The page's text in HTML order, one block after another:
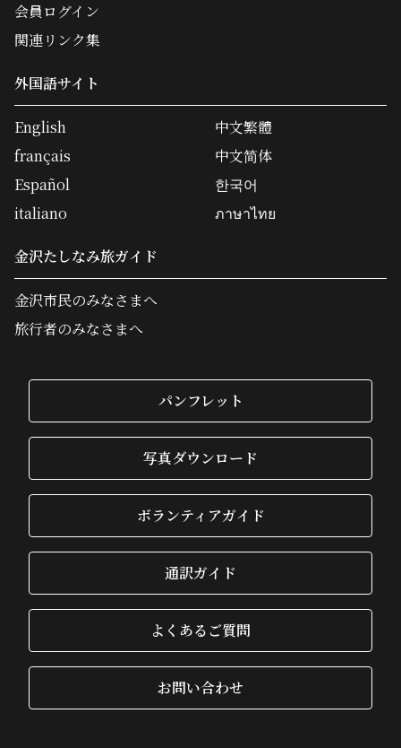
会員ログイン
関連リンク集
外国語サイト
English
français
Español
italiano
中文繁體
中文简体
한국어
ภาษาไทย
金沢たしなみ旅ガイド
金沢市民のみなさまへ
旅行者のみなさまへ
パンフレット
写真ダウンロード
ボランティアガイド
通訳ガイド
よくあるご質問
お問い合わせ